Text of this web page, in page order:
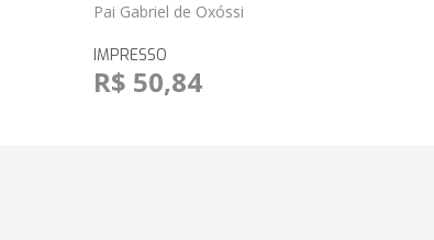
Pai Gabriel de Oxóssi
IMPRESSO
R$ 50,84